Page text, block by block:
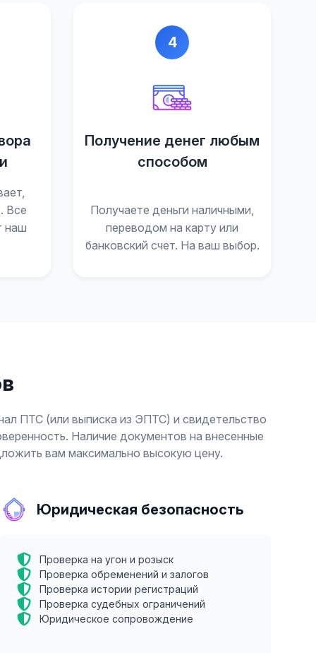
Все
наш
4
Получение денег любым
способом
Получаете деньги наличными,
переводом на карту или
банковский счет. На ваш выбор.
ПТС (или выписка из ЭПТС) и свидетельство
Наличие документов на внесенные
вам максимально высокую цену.
Юридическая безопасность
Проверка на угон и розыск
Проверка обременений и залогов
Проверка истории регистраций
Проверка судебных ограничений
Юридическое сопровождение